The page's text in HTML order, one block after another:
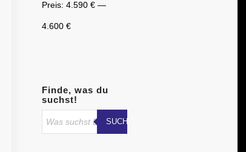
Preis: 4.590 €—
4.600 €
Finde, was du
suchst!
SUCHE STARTEN